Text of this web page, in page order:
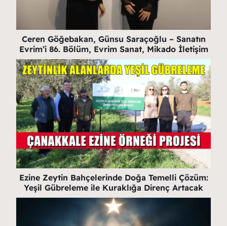
Ceren Göğebakan, Günsu Saraçoğlu – Sanatın
Evrim’i 86. Bölüm, Evrim Sanat, Mikado İletişim
Ezine Zeytin Bahçelerinde Doğa Temelli Çözüm:
Yeşil Gübreleme ile Kuraklığa Direnç Artacak